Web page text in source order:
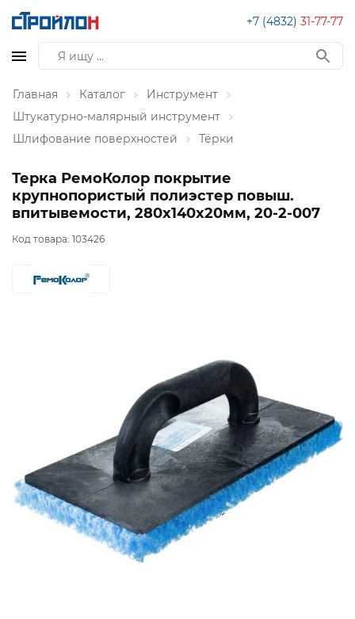
+7 (4832) 31-77-77
Главная Каталог
Инструмент
Штукатурно-малярный инструмент
Шлифование поверхностей
Тёрки
Терка РемоКолор покрытие
крупнопористый полиэстер повыш.
впитывемости, 280х140х20мм, 20-2-007
Код товара: 103426